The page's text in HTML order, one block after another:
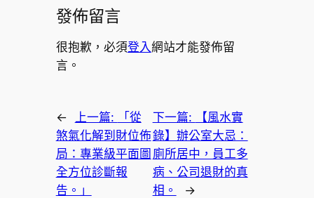
發佈留言
很抱歉，必須登入網站才能發佈留
言。
← 上一篇:
「從
煞氣化解到財位佈
局：專業級平面圖
全方位診斷報
告。」
下一篇:
【風水實
錄】辦公室大忌：
廁所居中，員工多
病、公司退財的真
相。
→